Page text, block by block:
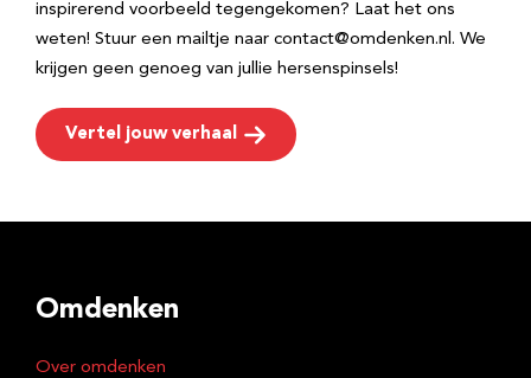
inspirerend voorbeeld tegengekomen? Laat het ons
weten! Stuur een mailtje naar contact@omdenken.nl. We
krijgen geen genoeg van jullie hersenspinsels!
Vertel jouw verhaal
Omdenken
Over omdenken